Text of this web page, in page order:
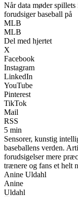
Når data møder
forudsiger baseball på
MLB
MLB
Del med hjertet
X
Facebook
Instagram
LinkedIn
YouTube
Pinterest
TikTok
Mail
RSS
5 min
Sensorer, kunstig
baseballens verden.
forudsigelser mere
trænere og fans et helt
Anine Uldahl
Anine
Uldahl